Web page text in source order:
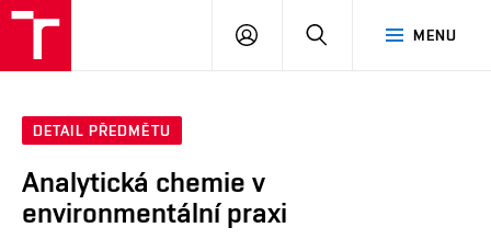
MENU
PŘIHLÁSIT
DETAIL PŘEDMĚTU
Analytická chemie v
environmentální praxi